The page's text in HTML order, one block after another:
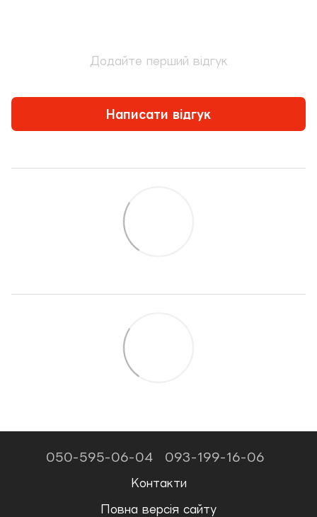
Додайте перший відгук
Написати відгук
050-595-06-04 093-199-16-06
Контакти
Повна версія сайту